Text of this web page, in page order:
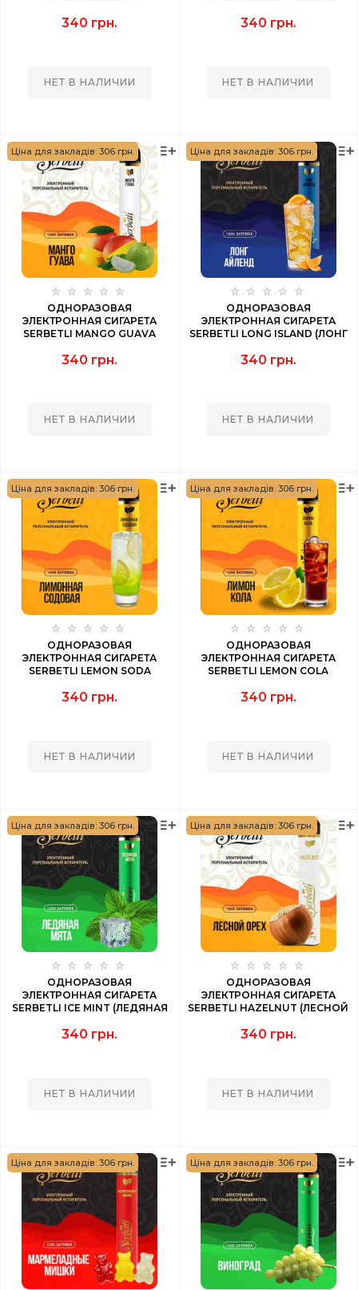
КЛУБНИКА) 1200 PUFF
340 грн.
НЕТ В НАЛИЧИИ
ПЕРСИК АРБУЗ) 1200 PUFF
340 грн.
НЕТ В НАЛИЧИИ
Ціна для закладів: 306 грн.
ОДНОРАЗОВАЯ
ЭЛЕКТРОННАЯ СИГАРЕТА
SERBETLI MANGO GUAVA
340 грн.
НЕТ В НАЛИЧИИ
Ціна для закладів: 306 грн.
ОДНОРАЗОВАЯ
ЭЛЕКТРОННАЯ СИГАРЕТА
SERBETLI LONG ISLAND (ЛОНГ
340 грн.
НЕТ В НАЛИЧИИ
Ціна для закладів: 306 грн.
ОДНОРАЗОВАЯ
ЭЛЕКТРОННАЯ СИГАРЕТА
SERBETLI LEMON SODA
340 грн.
НЕТ В НАЛИЧИИ
Ціна для закладів: 306 грн.
ОДНОРАЗОВАЯ
ЭЛЕКТРОННАЯ СИГАРЕТА
SERBETLI LEMON COLA
340 грн.
НЕТ В НАЛИЧИИ
Ціна для закладів: 306 грн.
ОДНОРАЗОВАЯ
ЭЛЕКТРОННАЯ СИГАРЕТА
SERBETLI ICE MINT (ЛЕДЯНАЯ
340 грн.
НЕТ В НАЛИЧИИ
Ціна для закладів: 306 грн.
ОДНОРАЗОВАЯ
ЭЛЕКТРОННАЯ СИГАРЕТА
SERBETLI HAZELNUT (ЛЕСНОЙ
340 грн.
НЕТ В НАЛИЧИИ
Ціна для закладів: 306 грн. Ціна для закладів: 306 грн.